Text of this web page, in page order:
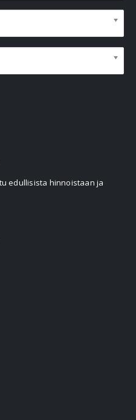
edullisista hinnoistaan ja